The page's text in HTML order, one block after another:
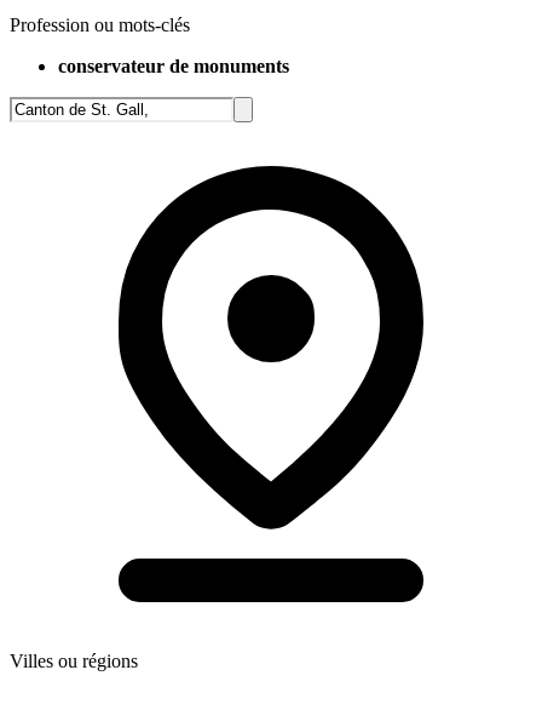
Profession ou mots-clés
conservateur de monuments
Villes ou régions